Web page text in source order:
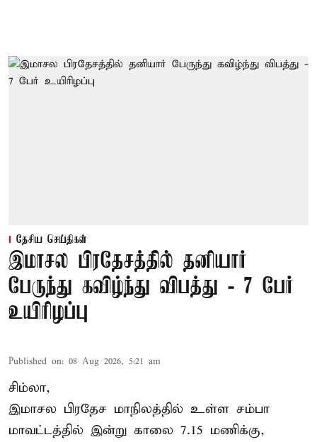
தேசிய செய்திகள்
இமாசல பிரதேசத்தில் தனியார்
பேருந்து கவிழ்ந்து விபத்து - 7 பேர்
உயிரிழப்பு
Published on: 08 Aug 2026, 5:21 am
சிம்லா,
இமாசல பிரதேச மாநிலத்தில் உள்ள சம்பா
மாவட்டத்தில் இன்று காலை 7.15 மணிக்கு,